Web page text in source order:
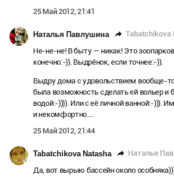
25 Май 2012, 21:41
Наталья Павлушина Tabatchikova
Не-не-не! В быту — никак! Это
конечно:-)). Выдрёнок, если точнее:-)).
Выдру дома с удовольствием вообще-
была возможность сделать ей вольер и
водой:-)))). Или с её личной ванной:-))).
и некомфортно….
25 Май 2012, 21:44
Tabatchikova Natasha Наталья
Да, вот вырыю бассейн около